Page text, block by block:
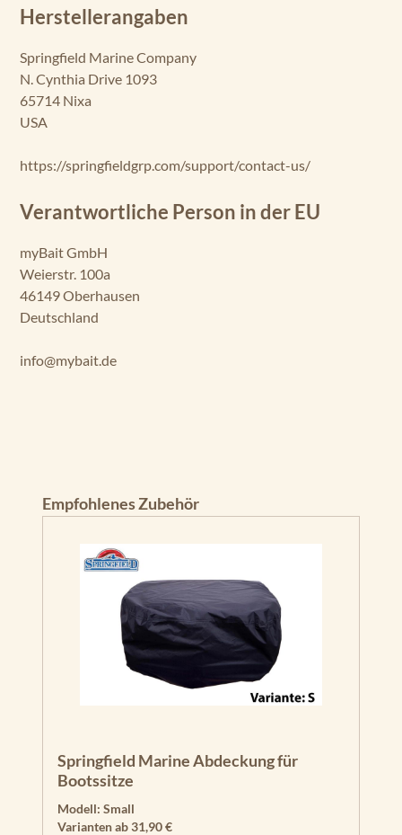
Herstellerangaben
Springfield Marine Company
N. Cynthia Drive 1093
65714 Nixa
USA
https://springfieldgrp.com/support/contact-us/
Verantwortliche Person in der EU
myBait GmbH
Weierstr. 100a
46149 Oberhausen
Deutschland
info@mybait.de
Produktgalerie überspringen
Empfohlenes Zubehör
Springfield Marine Abdeckung für
Bootssitze
Modell: Small
Varianten ab31,90 €